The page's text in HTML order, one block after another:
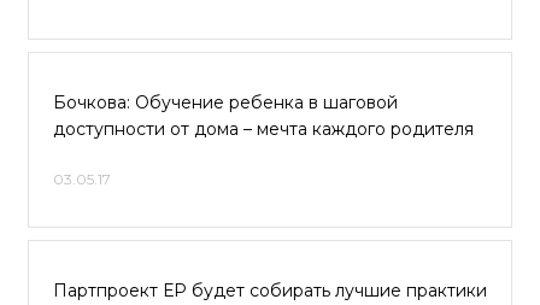
Бочкова: Обучение ребенка в шаговой
доступности от дома – мечта каждого родителя
03.05.17
Партпроект ЕР будет собирать лучшие практики